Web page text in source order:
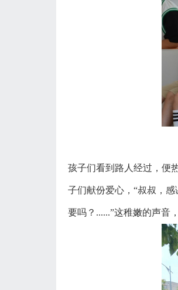
孩子们看到路人经过，便
子们献份爱心，“叔叔，
要吗？......”这稚嫩的声音